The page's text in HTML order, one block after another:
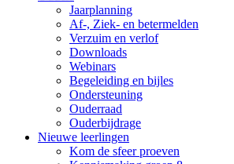
Jaarplanning
Af-, Ziek- en betermelden
Verzuim en verlof
Downloads
Webinars
Begeleiding en bijles
Ondersteuning
Ouderraad
Ouderbijdrage
Nieuwe leerlingen
Kom de sfeer proeven